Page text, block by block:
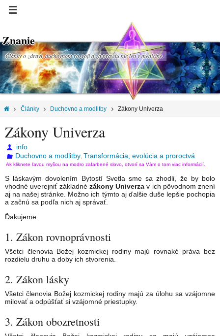
Znanie
Články o zdraví, duchovnom rozvoji a za pravdu nie len v medicíne.
Články Duchovno a modlitby Zákony Univerza
Zákony Univerza
info
Duchovno a modlitby Transformácia, evolúcia a proroctvá
Ak kliknete ľavou myšou na modro zafarbené slovo, otvorí sa Vám o tom viac informácií.
S láskavým dovolením Bytostí Svetla sme sa zhodli, že by bolo
vhodné uverejniť základné zákony Univerza v ich pôvodnom znení
aj na našej stránke. Možno ich týmto aj ďalšie duše lepšie pochopia
a začnú sa podľa nich aj správať.
Ďakujeme.
1. Zákon rovnoprávnosti
Všetci členovia Božej kozmickej rodiny majú rovnaké práva bez
rozdielu druhu a doby ich stvorenia.
2. Zákon lásky
Všetci členovia Božej kozmickej rodiny majú za úlohu sa vzájomne
milovať a odpúšťať si vzájomné priestupky.
3. Zákon obozretnosti